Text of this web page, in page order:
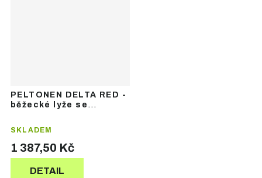
PELTONEN DELTA RED -
běžecké lyže se
SKLADEM
1 387,50 Kč
DETAIL